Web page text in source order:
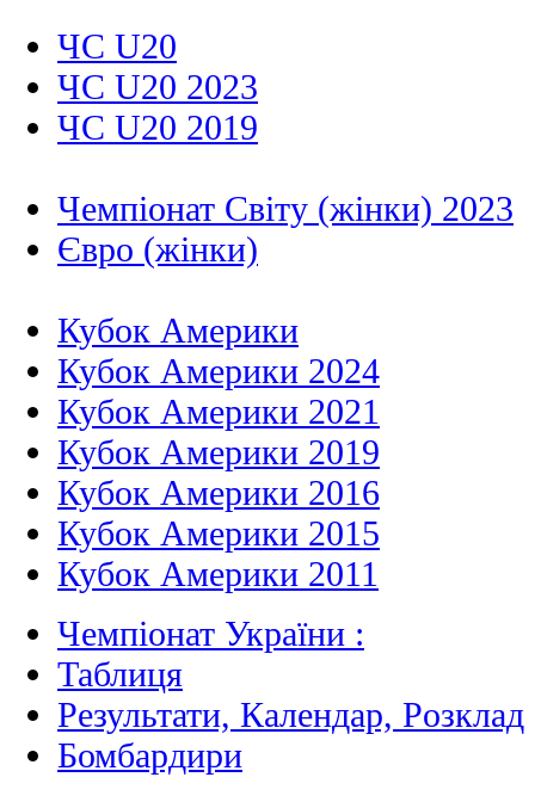
ЧС U20
ЧС U20 2023
ЧС U20 2019
Чемпіонат Світу (жінки) 2023
Євро (жінки)
Кубок Америки
Кубок Америки 2024
Кубок Америки 2021
Кубок Америки 2019
Кубок Америки 2016
Кубок Америки 2015
Кубок Америки 2011
Чемпіонат України :
Таблиця
Результати, Календар, Poзклад
Бомбардири